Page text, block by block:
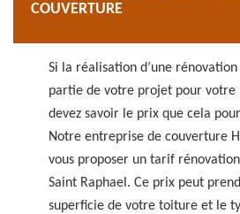
COUVERTURE
Si la réalisation d’une
partie de votre projet pour votre
devez savoir le prix que cela
Notre entreprise de couverture
vous proposer un tarif
Saint Raphael. Ce prix peut
superficie de votre toiture et le